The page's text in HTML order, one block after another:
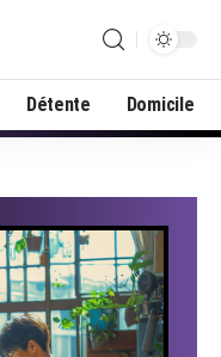
Détente Domicile